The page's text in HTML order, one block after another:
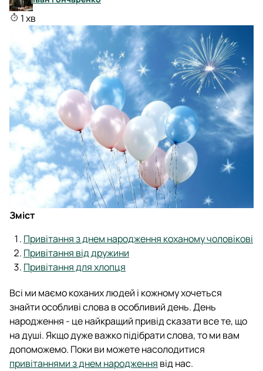
1 хв
Зміст
Привітання з днем народження коханому чоловікові
Привітання від дружини
Привітання для хлопця
Всі ми маємо коханих людей і кожному хочеться
знайти особливі слова в особливий день. День
народження - це найкращий привід сказати все те, що
на душі. Якщо дуже важко підібрати слова, то ми вам
допоможемо. Поки ви можете насолодитися
привітаннями з днем народження від нас.